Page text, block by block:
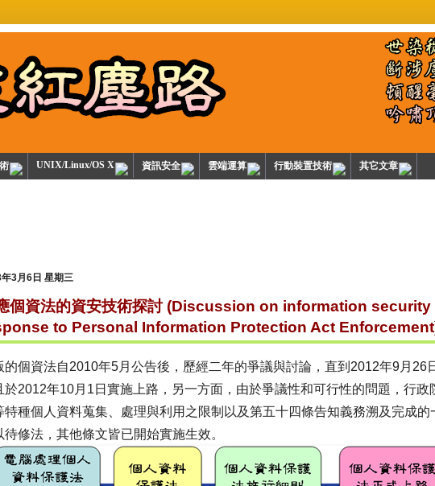
UNIX/Linux/OS X 資訊安全 雲端運算 行動裝置技術 其它文章
3月6日 星期三
個資法的資安技術探討 (Discussion on information
to Personal Information Protection Act
的個資法自2010年5月公告後，歷經二年的爭議與討論，直到2012年9月26
於2012年10月1日實施上路，另一方面，由於爭議性和可行性的問題，行政
特種個人資料蒐集、處理與利用之限制以及第五十四條告知義務溯及完成的
待修法，其他條文皆已開始實施生效。